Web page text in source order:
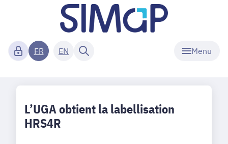
Menu
FR EN
L’UGA obtient la labellisation
HRS4R